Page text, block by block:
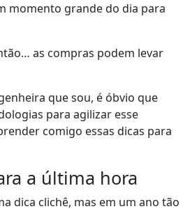
momento grande do dia para
as compras podem levar
que sou, é óbvio que
para agilizar esse
comigo essas dicas para
a última hora
dica clichê, mas em um ano tão